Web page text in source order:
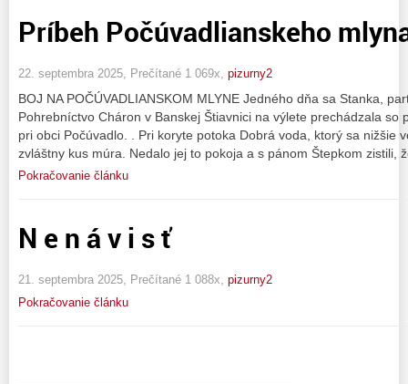
Príbeh Počúvadlianskeho
22. septembra 2025, Prečítané 1 069x, pizurny2
BOJ NA POČÚVADLIANSKOM MLYNE Jedného dňa sa Stanka,
Pohrebníctvo Cháron v Banskej Štiavnici na výlete prechádzala so
pri obci Počúvadlo. . Pri koryte potoka Dobrá voda, ktorý sa nižšie
zvláštny kus múra. Nedalo jej to pokoja a s pánom Štepkom zistili,
Pokračovanie článku
N e n á v i s ť
21. septembra 2025, Prečítané 1 088x, pizurny2
Pokračovanie článku